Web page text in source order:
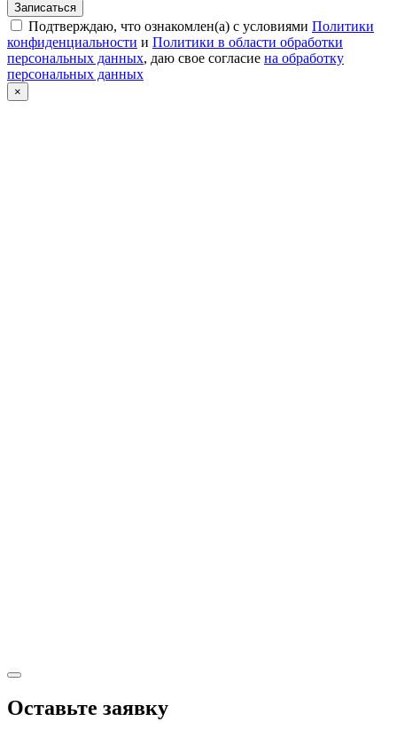
Записаться
Подтверждаю, что ознакомлен(а) с условиями Политики
конфиденциальности и Политики в области обработки
персональных данных, даю свое согласие на обработку
персональных данных
×
Оставьте заявку